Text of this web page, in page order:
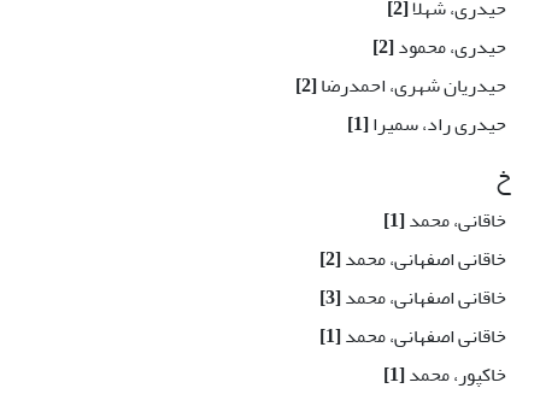
حیدری، شهلا[2]
حیدری، محمود[2]
حیدریان شهری، احمدرضا[2]
حیدری راد، سمیرا[1]
خ
خاقانی، محمد[1]
خاقانی اصفهانی، محمد[2]
خاقانی اصفهانی، محمد[3]
خاقانی اصفهانی، محمد[1]
خاکپور، محمد[1]